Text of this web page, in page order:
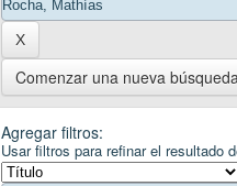
Comenzar una nueva
Agregar filtros:
Usar filtros para refinar el resultado